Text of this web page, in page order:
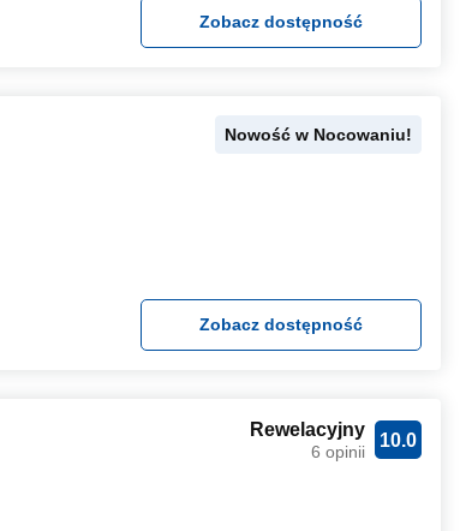
Zobacz dostępność
Nowość w Nocowaniu!
Zobacz dostępność
10.0
Rewelacyjny
6 opinii